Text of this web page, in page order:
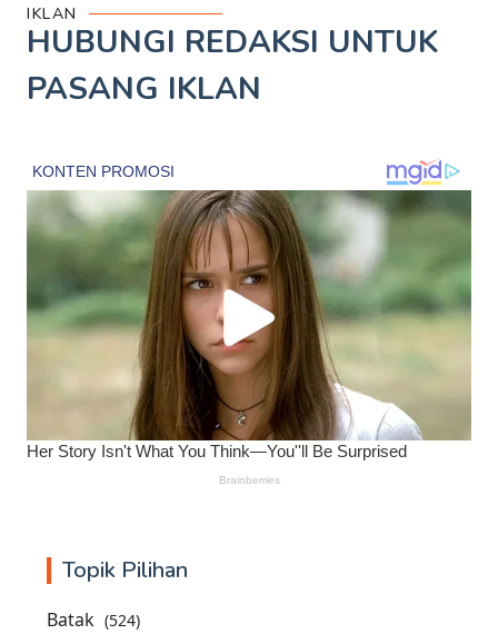
IKLAN
HUBUNGI REDAKSI UNTUK
PASANG IKLAN
Topik Pilihan
Batak (524)